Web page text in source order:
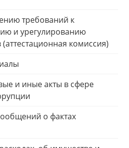
требований к
и урегулированию
комиссия)
и иные акты в сфере
о фактах